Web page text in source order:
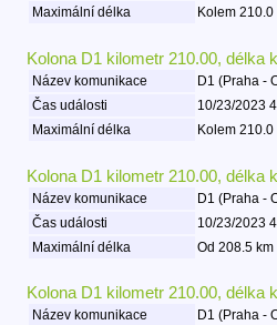
Maximální délka
Kolem
Kolona D1 kilometr 210.00, délka
Název komunikace
D1 (Praha -
Čas události
10/23/2023
Maximální délka
Kolem
Kolona D1 kilometr 210.00, délka
Název komunikace
D1 (Praha -
Čas události
10/23/2023
Maximální délka
Od 208.5
Kolona D1 kilometr 210.00, délka
Název komunikace
D1 (Praha -